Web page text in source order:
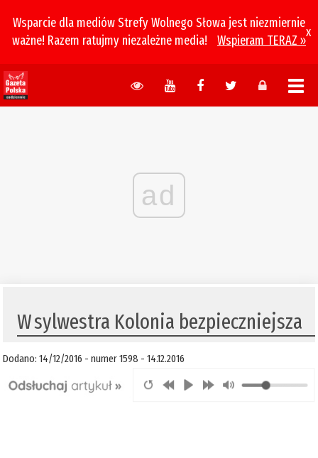
Wsparcie dla mediów Strefy Wolnego Słowa jest niezmiernie
ważne! Razem ratujmy niezależne media!
Wspieram TERAZ »
x
ad
W sylwestra Kolonia bezpieczniejsza
Dodano: 14/12/2016 - numer 1598 - 14.12.2016